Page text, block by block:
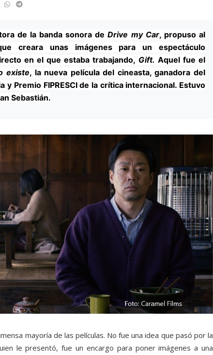
de la banda sonora de Drive my Car, propuso al
creara unas imágenes para un espectáculo
en el que estaba trabajando, Gift. Aquel fue el
existe, la nueva película del cineasta, ganadora del
y Premio FIPRESCI de la crítica internacional. Estuvo
Sebastián.
mayoría de las películas. No fue una idea que pasó por la
le presentó, fue un encargo para poner imágenes a una